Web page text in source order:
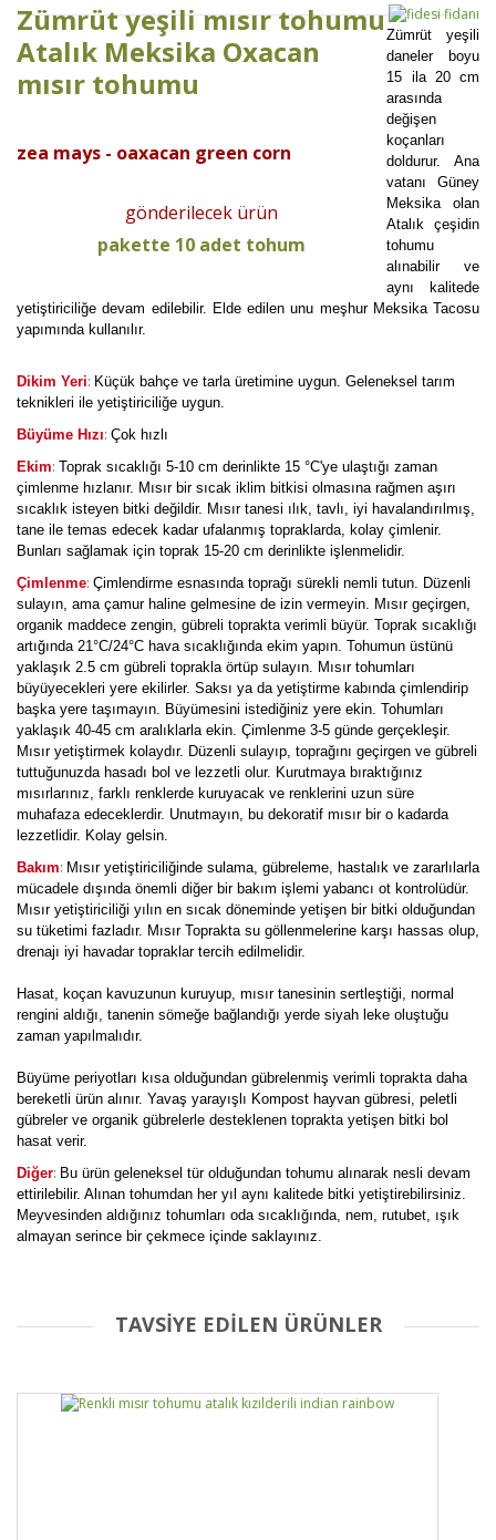
Zümrüt yeşili mısır tohumu
Atalık Meksika Oxacan
mısır tohumu
zea mays - oaxacan green corn
gönderilecek ürün
pakette 10 adet tohum
Zümrüt yeşili
daneler boyu
15 ila 20 cm
arasında
değişen
koçanları
doldurur. Ana
vatanı Güney
Meksika olan
Atalık çeşidin
tohumu
alınabilir ve
aynı kalitede
yetiştiriciliğe devam edilebilir. Elde edilen unu meşhur Meksika Tacosu
yapımında kullanılır.
Dikim Yeri: Küçük bahçe ve tarla üretimine uygun. Geleneksel tarım
teknikleri ile yetiştiriciliğe uygun.
Büyüme Hızı: Çok hızlı
Ekim: Toprak sıcaklığı 5-10 cm derinlikte 15 °C'ye ulaştığı zaman
çimlenme hızlanır. Mısır bir sıcak iklim bitkisi olmasına rağmen aşırı
sıcaklık isteyen bitki değildir. Mısır tanesi ılık, tavlı, iyi havalandırılmış,
tane ile temas edecek kadar ufalanmış topraklarda, kolay çimlenir.
Bunları sağlamak için toprak 15-20 cm derinlikte işlenmelidir.
Çimlenme: Çimlendirme esnasında toprağı sürekli nemli tutun. Düzenli
sulayın, ama çamur haline gelmesine de izin vermeyin. Mısır geçirgen,
organik maddece zengin, gübreli toprakta verimli büyür. Toprak sıcaklığı
artığında 21°C/24°C hava sıcaklığında ekim yapın. Tohumun üstünü
yaklaşık 2.5 cm gübreli toprakla örtüp sulayın. Mısır tohumları
büyüyecekleri yere ekilirler. Saksı ya da yetiştirme kabında çimlendirip
başka yere taşımayın. Büyümesini istediğiniz yere ekin. Tohumları
yaklaşık 40-45 cm aralıklarla ekin. Çimlenme 3-5 günde gerçekleşir.
Mısır yetiştirmek kolaydır. Düzenli sulayıp, toprağını geçirgen ve gübreli
tuttuğunuzda hasadı bol ve lezzetli olur. Kurutmaya bıraktığınız
mısırlarınız, farklı renklerde kuruyacak ve renklerini uzun süre
muhafaza edeceklerdir. Unutmayın, bu dekoratif mısır bir o kadarda
lezzetlidir. Kolay gelsin.
Bakım: Mısır yetiştiriciliğinde sulama, gübreleme, hastalık ve zararlılarla
mücadele dışında önemli diğer bir bakım işlemi yabancı ot kontrolüdür.
Mısır yetiştiriciliği yılın en sıcak döneminde yetişen bir bitki olduğundan
su tüketimi fazladır. Mısır Toprakta su göllenmelerine karşı hassas olup,
drenajı iyi havadar topraklar tercih edilmelidir.
Hasat, koçan kavuzunun kuruyup, mısır tanesinin sertleştiği, normal
rengini aldığı, tanenin sömeğe bağlandığı yerde siyah leke oluştuğu
zaman yapılmalıdır.
Büyüme periyotları kısa olduğundan gübrelenmiş verimli toprakta daha
bereketli ürün alınır. Yavaş yarayışlı Kompost hayvan gübresi, peletli
gübreler ve organik gübrelerle desteklenen toprakta yetişen bitki bol
hasat verir.
Diğer: Bu ürün geleneksel tür olduğundan tohumu alınarak nesli devam
ettirilebilir. Alınan tohumdan her yıl aynı kalitede bitki yetiştirebilirsiniz.
Meyvesinden aldığınız tohumları oda sıcaklığında, nem, rutubet, ışık
almayan serince bir çekmece içinde saklayınız.
Bu ürüne ilk yorumu siz yapın!
Yorum Yaz
TAVSİYE EDİLEN ÜRÜNLER